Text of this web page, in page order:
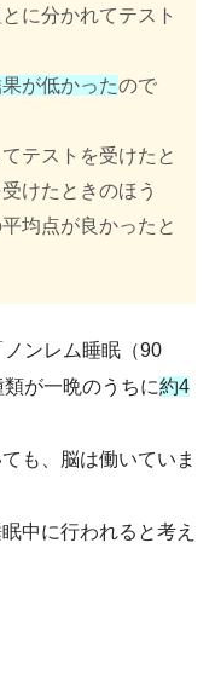
に分かれてテスト
が低かったので
テストを受けたと
けたときのほう
平均点が良かったと
ンレム睡眠（90
が一晩のうちに約4
も、脳は働いていま
中に行われると考え